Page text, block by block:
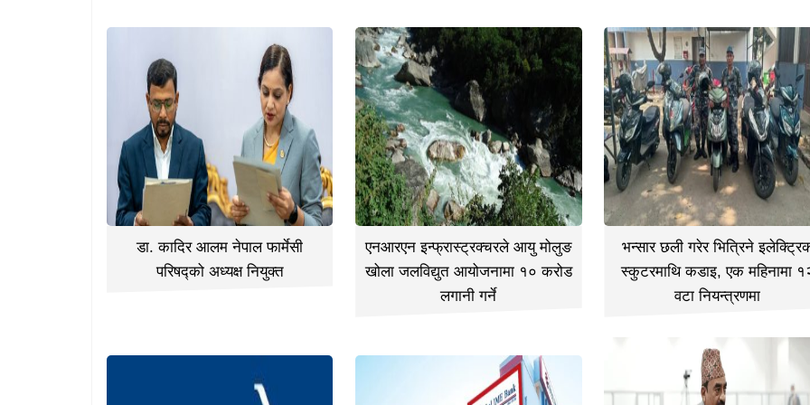
डा. कादिर आलम नेपाल फार्मेसी
परिषद्को अध्यक्ष नियुक्त
एनआरएन इन्फ्रास्ट्रक्चरले आयु मोलुङ
खोला जलविद्युत आयोजनामा १० करोड
लगानी गर्ने
भन्सार छली गरेर भित्रिने
स्कुटरमाथि कडाइ, एक महिनामा
वटा नियन्त्रणमा